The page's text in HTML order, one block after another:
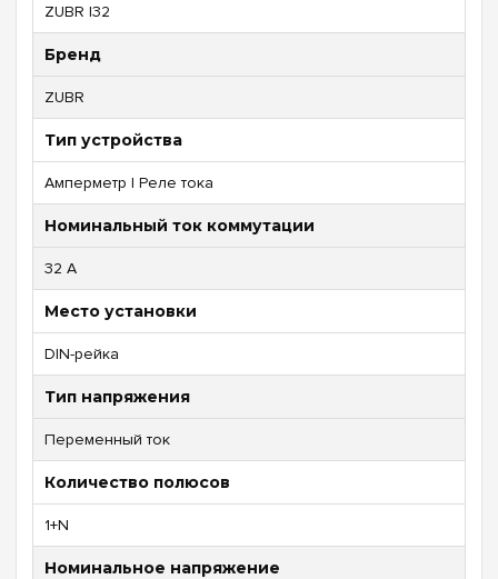
ZUBR I32
Бренд
ZUBR
Тип устройства
Амперметр | Реле тока
Номинальный ток коммутации
32 А
Место установки
DIN-рейка
Тип напряжения
Переменный ток
Количество полюсов
1+N
Номинальное напряжение